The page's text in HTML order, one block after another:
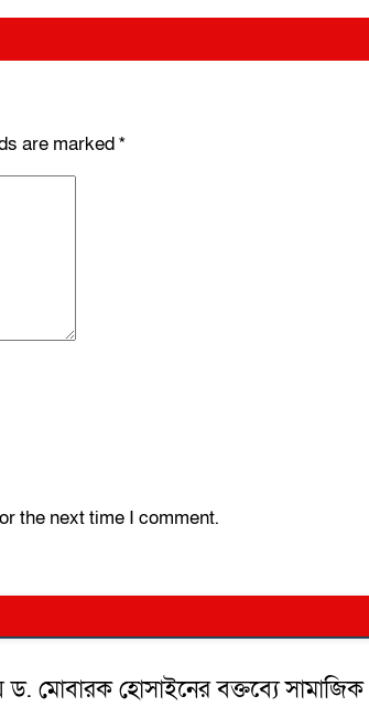
are marked*
the next time I comment.
মোবারক হোসাইনের বক্তব্যে সামাজিক